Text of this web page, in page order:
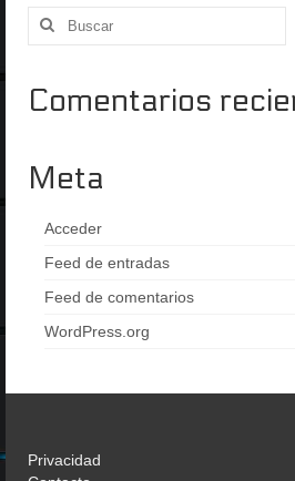
Buscar
Comentarios
Meta
Acceder
Feed de entradas
Feed de comentarios
WordPress.org
Privacidad